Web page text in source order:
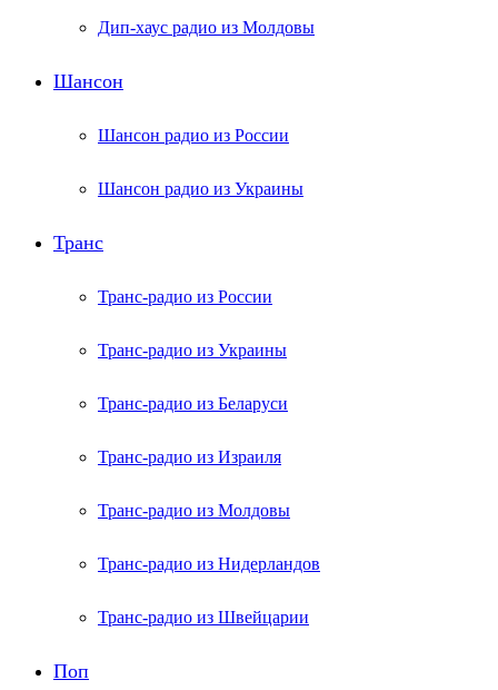
Дип-хаус радио из Молдовы
Шансон
Шансон радио из России
Шансон радио из Украины
Транс
Транс-радио из России
Транс-радио из Украины
Транс-радио из Беларуси
Транс-радио из Израиля
Транс-радио из Молдовы
Транс-радио из Нидерландов
Транс-радио из Швейцарии
Поп